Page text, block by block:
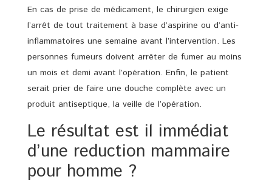
En cas de prise de médicament, le chirurgien exige
l’arrêt de tout traitement à base d’aspirine ou d’anti-
inflammatoires une semaine avant l’intervention. Les
personnes fumeurs doivent arrêter de fumer au moins
un mois et demi avant l’opération. Enfin, le patient
serait prier de faire une douche complète avec un
produit antiseptique, la veille de l’opération.
Le résultat est il immédiat
d’une reduction mammaire
pour homme ?